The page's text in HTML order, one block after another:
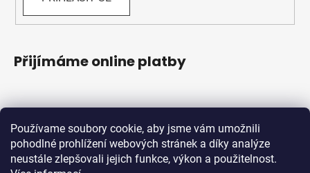
Používame soubory cookie, aby jsme vám umožnili
pohodlné prohlížení webových stránek a díky analýze
neustále zlepšovali jejich funkce, výkon a použitelnost.
Přijímáme online platby